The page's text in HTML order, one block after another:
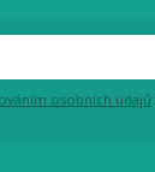
osobních údajů